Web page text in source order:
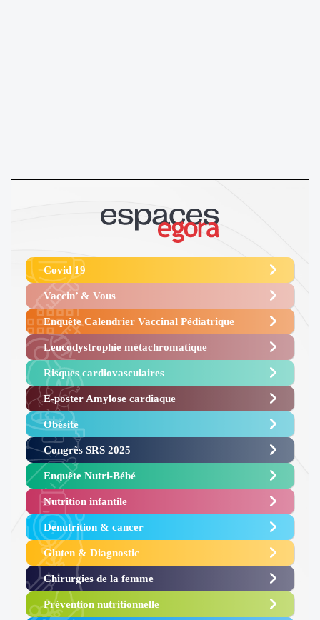
Covid 19
Vaccin’ & Vous
Enquête Calendrier Vaccinal Pédiatrique
Leucodystrophie métachromatique
Risques cardiovasculaires
E-poster Amylose cardiaque ​
Obésité ​
Congrès SRS 2025 ​
Enquête Nutri-Bébé ​
Nutrition infantile
Dénutrition & cancer
Gluten & Diagnostic
Chirurgies de la femme
Prévention nutritionnelle